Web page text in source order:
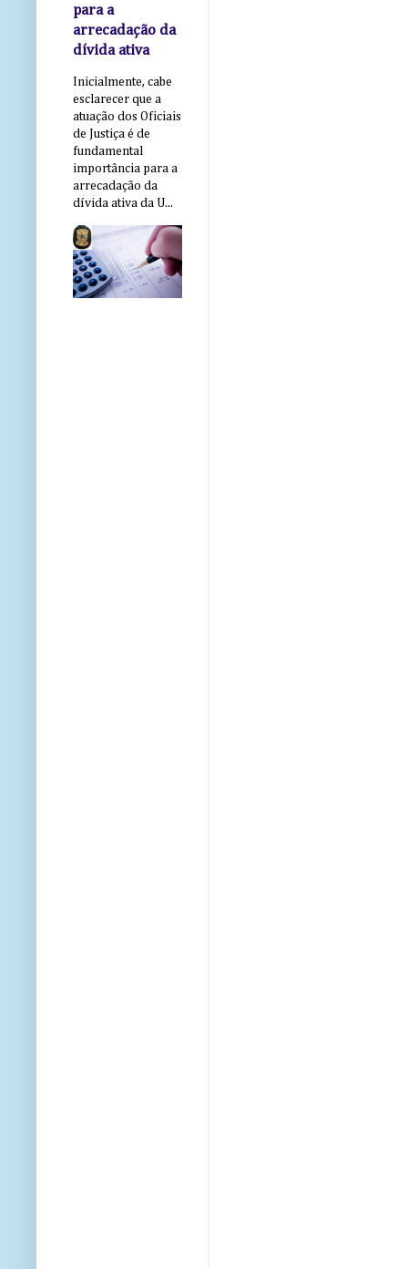
para a
arrecadação da
dívida ativa
Inicialmente, cabe
esclarecer que a
atuação dos Oficiais
de Justiça é de
fundamental
importância para a
arrecadação da
dívida ativa da U...